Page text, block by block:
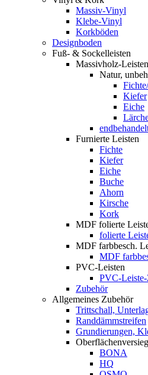
Massiv-Vinyl
Klebe-Vinyl
Korkböden
Designboden
Fuß- & Sockelleisten
Massivholz-Leisten
Natur,
Kiefer
Eiche
Furnierte Leisten
Fichte
Kiefer
Eiche
Buche
Ahorn
Kirsche
Kork
MDF folierte
folierte
MDF farbbesch.
MDF
PVC-Leisten
PVC-
Zubehör
Allgemeines Zubehör
Trittschall,
Randdämmstreifen
Grundierungen,
BONA
HQ